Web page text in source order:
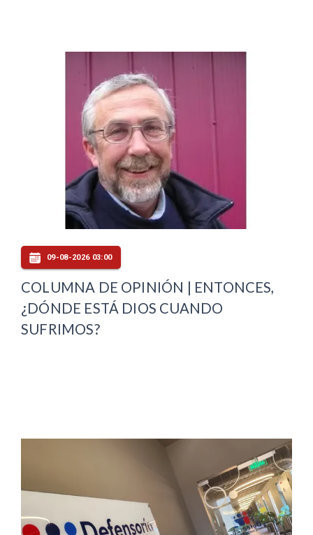
09-08-2026 03:00
COLUMNA DE OPINIÓN | ENTONCES,
¿DÓNDE ESTÁ DIOS CUANDO
SUFRIMOS?